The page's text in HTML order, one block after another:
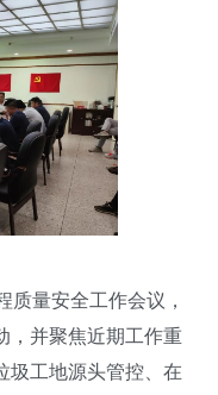
质量安全工作会议，
，并聚焦近期工作重
圾工地源头管控、在